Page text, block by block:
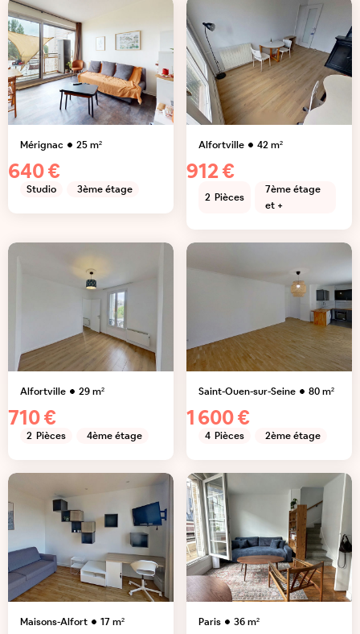
Mérignac 25m²
640 €
Studio 3ème étage
Alfortville 42m²
912 €
2 Pièces
7ème étage
et +
Alfortville 29m²
710 €
2 Pièces 4ème étage
Saint-Ouen-sur-Seine 80m²
1 600 €
4 Pièces 2ème étage
Maisons-Alfort 17m² Paris 36m²